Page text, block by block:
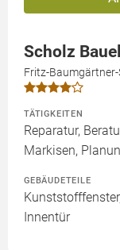
Scholz
Fritz-
TÄTIGKEITEN
Reparatur,
Markisen,
GEBÄUDETEILE
Innentür